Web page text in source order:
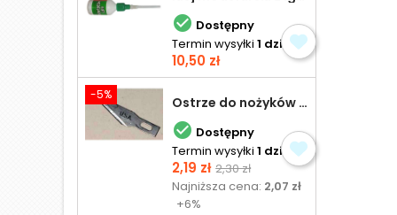
 Dostępny
Termin wysyłki 1 dzień
Cena
10,50 zł
-5% Ostrze do nożyków Excel
 Dostępny
Termin wysyłki 1 dzień
Cena
2,19 zł Cena
podstawowa
2,30 zł
Najniższa cena: 2,07 zł
+6%